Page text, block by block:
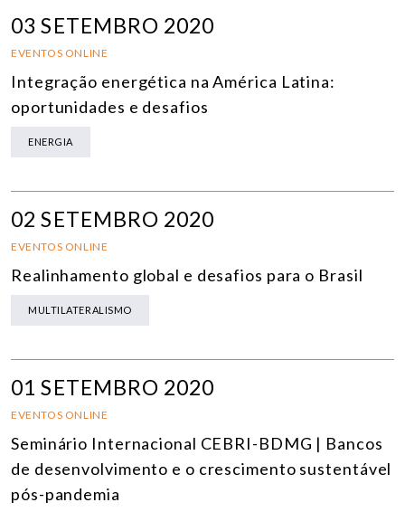
03 SETEMBRO 2020
EVENTOS ONLINE
Integração energética na América Latina:
oportunidades e desafios
ENERGIA
02 SETEMBRO 2020
EVENTOS ONLINE
Realinhamento global e desafios para o Brasil
MULTILATERALISMO
01 SETEMBRO 2020
EVENTOS ONLINE
Seminário Internacional CEBRI-BDMG | Bancos
de desenvolvimento e o crescimento sustentável
pós-pandemia